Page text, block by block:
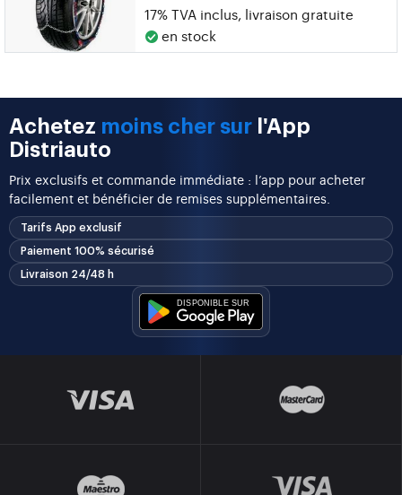
17% TVA inclus, livraison gratuite
en stock
Achetez moins cher sur l'App
Distriauto
Prix exclusifs et commande immédiate : l’app pour acheter
facilement et bénéficier de remises supplémentaires.
Tarifs App exclusif
Paiement 100% sécurisé
Livraison 24/48 h